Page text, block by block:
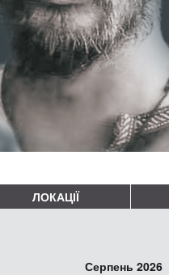
ЛОКАЦІЇ
Серпень 2026